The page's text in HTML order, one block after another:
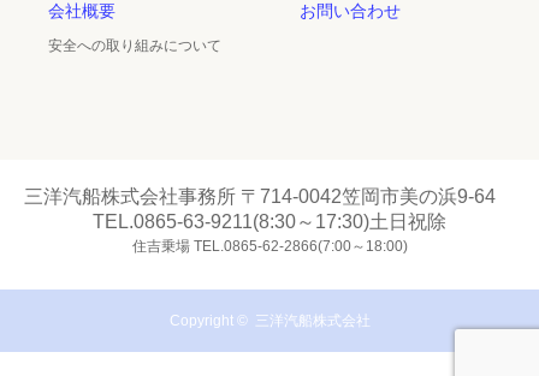
会社概要
安全への取り組みについて
お問い合わせ
三洋汽船株式会社事務所 〒714-0042笠岡市美の浜9-64
TEL.0865-63-9211(8:30～17:30)土日祝除
住吉乗場 TEL.0865-62-2866(7:00～18:00)
Copyright © 三洋汽船株式会社